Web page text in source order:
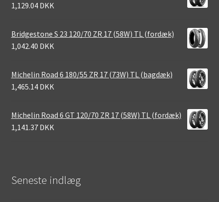
1,129.04 DKK
Bridgestone S 23 120/70 ZR 17 (58W) TL (fordæk)
1,042.40 DKK
Michelin Road 6 180/55 ZR 17 (73W) TL (bagdæk)
1,465.14 DKK
Michelin Road 6 GT 120/70 ZR 17 (58W) TL (fordæk)
1,141.37 DKK
Seneste indlæg